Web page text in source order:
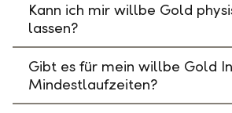
Kann ich mir willbe Gold
lassen?
Gibt es für mein willbe Gold
Mindestlaufzeiten?